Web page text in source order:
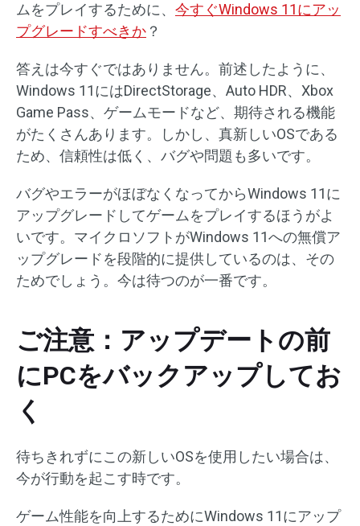
ムをプレイするために、 今すぐWindows 11にアッ
プグレードすべきか ？
答えは今すぐではありません。前述したように、
Windows 11にはDirectStorage、Auto HDR、Xbox
Game Pass、ゲームモードなど、期待される機能
がたくさんあります。しかし、真新しいOSである
ため、信頼性は低く、バグや問題も多いです。
バグやエラーがほぼなくなってからWindows 11に
アップグレードしてゲームをプレイするほうがよ
いです。マイクロソフトがWindows 11への無償ア
ップグレードを段階的に提供しているのは、その
ためでしょう。今は待つのが一番です。
ご注意：アップデートの前
にPCをバックアップしてお
く
待ちきれずにこの新しいOSを使用したい場合は、
今が行動を起こす時です。
ゲーム性能を向上するためにWindows 11にアップ